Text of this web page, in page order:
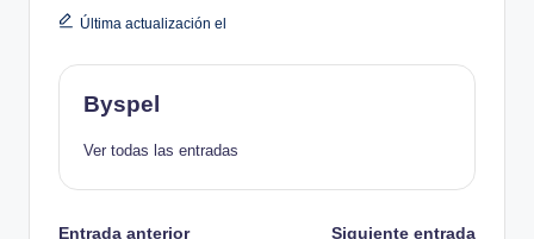
Última actualización el
Byspel
Ver todas las entradas
Entrada anterior Siguiente entrada